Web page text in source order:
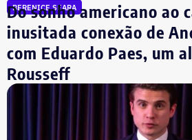
prévio no local para garantir a
FliSamba celebra a
homenageia Teresa
Centro
A região da Pequena África recebe
BERENICE SEARA
Do sonho americano ao
inusitada conexão de
com Eduardo Paes, um
Rousseff